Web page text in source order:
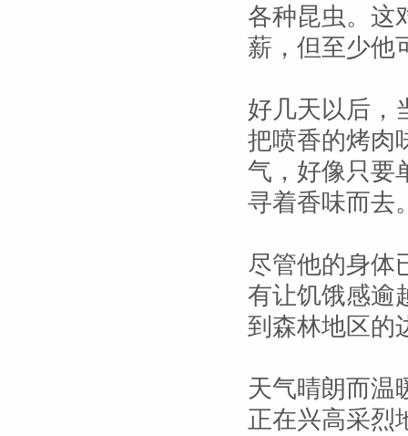
各种昆虫。这
薪，但至少他
好几天以后，
把喷香的烤肉
气，好像只要
寻着香味而去
尽管他的身体
有让饥饿感逾
到森林地区的
天气晴朗而温
正在兴高采烈